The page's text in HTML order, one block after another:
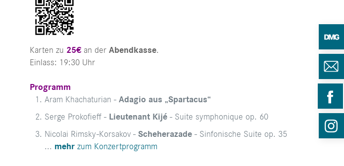
Karten zu 25€an der Abendkasse.
Einlass: 19:30 Uhr
Programm
Aram Khachaturian - Adagio aus „Spartacus“
Serge Prokofieff - Lieutenant Kijé- Suite symphonique op. 60
Nicolai Rimsky-Korsakov - Scheherazade- Sinfonische Suite op. 35
... mehrzum Konzertprogramm